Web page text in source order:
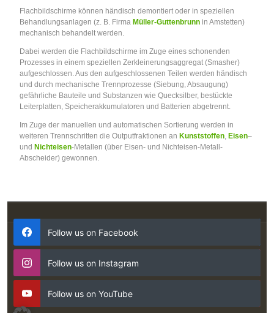
Flachbildschirme können händisch demontiert oder in speziellen
Behandlungsanlagen (z. B. Firma Müller-Guttenbrunn in Amstetten)
mechanisch behandelt werden.
Dabei werden die Flachbildschirme im Zuge eines schonenden
Prozesses in einem speziellen Zerkleinerungsaggregat (Smasher)
aufgeschlossen. Aus den aufgeschlossenen Teilen werden händisch
und durch mechanische Trennprozesse (Siebung, Absaugung)
gefährliche Bauteile und Substanzen wie Quecksilber, bestückte
Leiterplatten, Speicherakkumulatoren und Batterien abgetrennt.
Im Zuge der manuellen und automatischen Sortierung werden in
weiteren Trennschritten die Outputfraktionen an Kunststoffen, Eisen–
und Nichteisen-Metallen (über Eisen- und Nichteisen-Metall-
Abscheider) gewonnen.
Follow us on Facebook
Follow us on Instagram
Follow us on YouTube